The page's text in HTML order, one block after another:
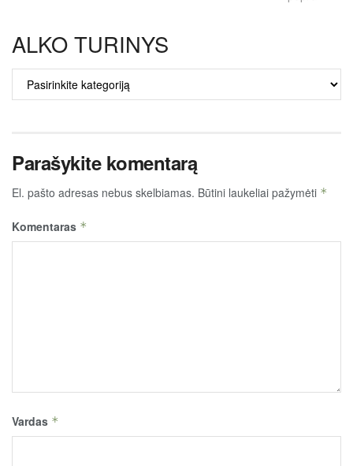
ALKO TURINYS
ALKO
TURINYS
Parašykite komentarą
El. pašto adresas nebus skelbiamas. Būtini laukeliai pažymėti *
Komentaras *
Vardas *